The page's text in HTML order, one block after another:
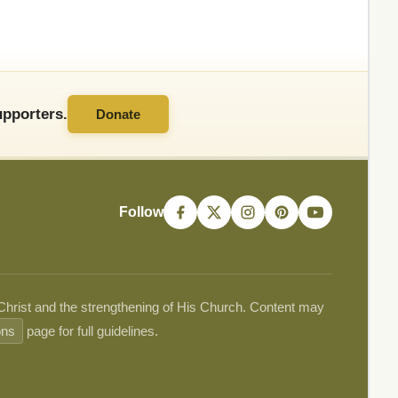
Donate
Follow
and the strengthening of His Church. Content may
page for full guidelines.